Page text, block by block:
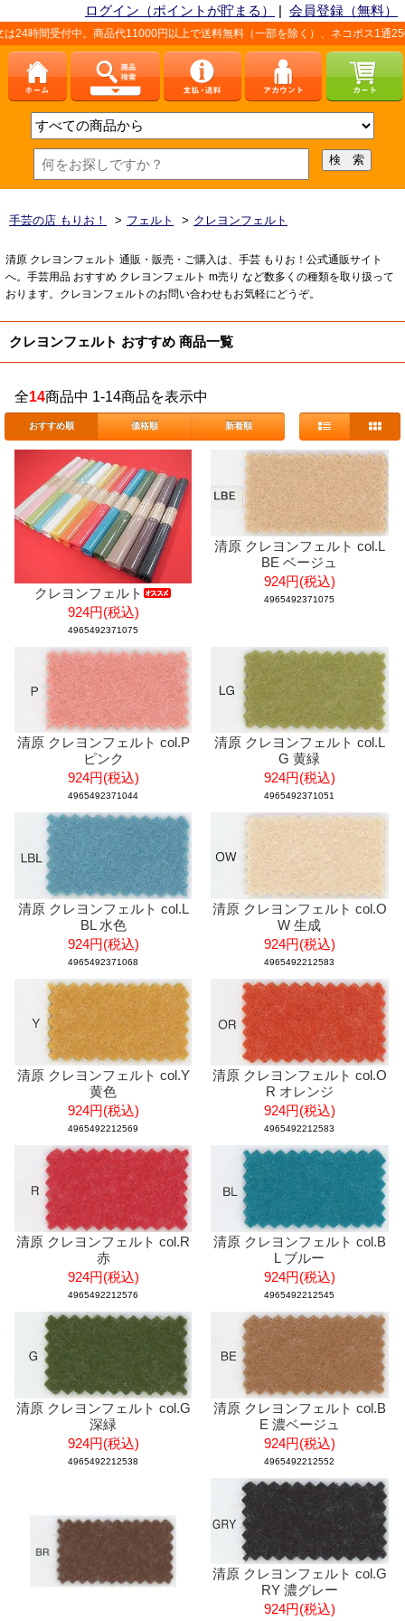
ログイン（ポイントが貯まる） | 会員登録（無料）
間受付中。商品代11000円以上で送料無料（一部を除く）、ネコポス1通250円
手芸の店 もりお！ > フェルト > クレヨンフェルト
清原 クレヨンフェルト 通販・販売・ご購入は、手芸 もりお！公式通販サイト
へ。手芸用品 おすすめ クレヨンフェルト m売り など数多くの種類を取り扱って
おります。クレヨンフェルトのお問い合わせもお気軽にどうぞ。
クレヨンフェルト おすすめ 商品一覧
全14商品中 1-14商品を表示中
おすすめ順 価格順 新着順
クレヨンフェルト
924円(税込)
4965492371075
清原 クレヨンフェルト col.L
BE ベージュ
924円(税込)
4965492371075
清原 クレヨンフェルト col.P
ピンク
924円(税込)
4965492371044
清原 クレヨンフェルト col.L
G 黄緑
924円(税込)
4965492371051
清原 クレヨンフェルト col.L
BL 水色
924円(税込)
4965492371068
清原 クレヨンフェルト col.O
W 生成
924円(税込)
4965492212583
清原 クレヨンフェルト col.Y
黄色
924円(税込)
4965492212569
清原 クレヨンフェルト col.O
R オレンジ
924円(税込)
4965492212583
清原 クレヨンフェルト col.R
赤
924円(税込)
4965492212576
清原 クレヨンフェルト col.B
L ブルー
924円(税込)
4965492212545
清原 クレヨンフェルト col.G
深緑
924円(税込)
4965492212538
清原 クレヨンフェルト col.B
E 濃ベージュ
924円(税込)
4965492212552
清原 クレヨンフェルト col.G
RY 濃グレー
924円(税込)